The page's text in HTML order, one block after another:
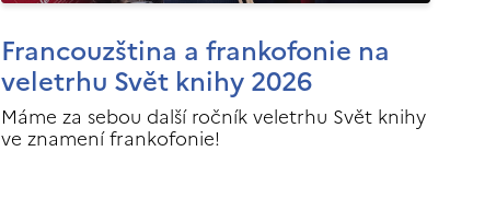
Francouzština a frankofonie na
veletrhu Svět knihy 2026
Máme za sebou další ročník veletrhu Svět knihy
ve znamení frankofonie!